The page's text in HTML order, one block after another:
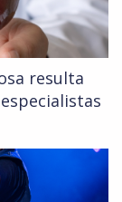
resulta